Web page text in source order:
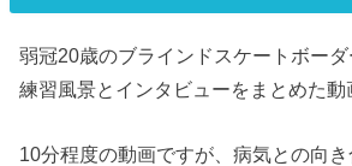
弱冠20歳のブラインドスケートボー
練習風景とインタビューをまとめた動
10分程度の動画ですが、病気との向